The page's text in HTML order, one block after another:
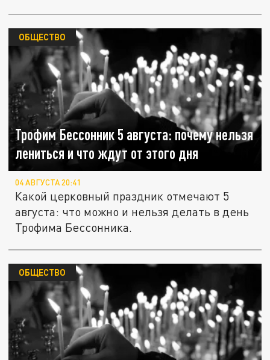
Трофим Бессонник 5 августа: почему нельзя
лениться и что ждут от этого дня
ОБЩЕСТВО
04 АВГУСТА 20:41
Какой церковный праздник отмечают 5
августа: что можно и нельзя делать в день
Трофима Бессонника.
ОБЩЕСТВО